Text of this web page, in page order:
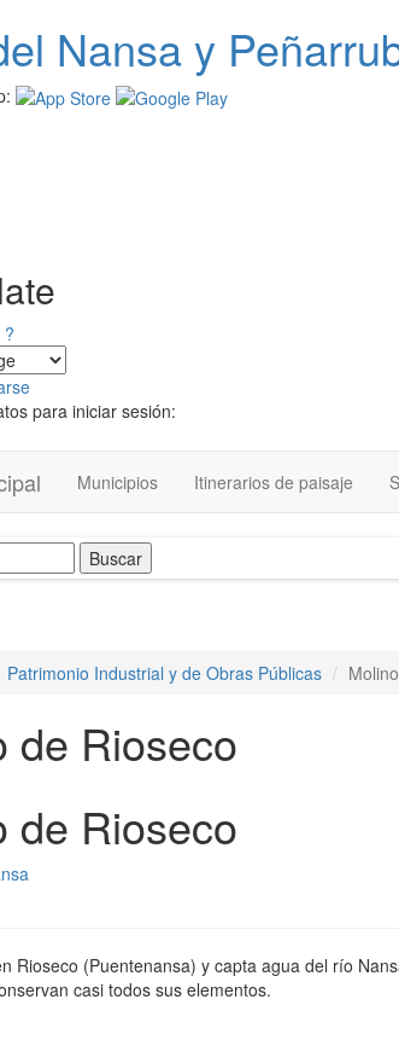
Nansay
?
para iniciar sesión:
Municipios Itinerarios de paisaje
Patrimonio Industrial y de Obras Públicas
de Rioseco
de Rioseco
Rioseco (Puentenansa) y capta agua del río
casi todos sus elementos.